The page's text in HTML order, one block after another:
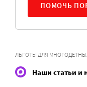
ПОМОЧЬ
ЛЬГОТЫ ДЛЯ
Наши статьи и